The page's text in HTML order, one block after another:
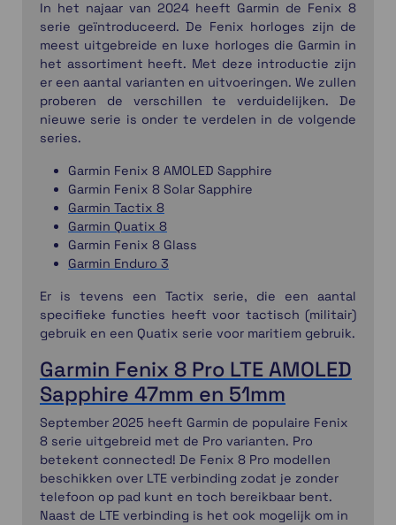
In het najaar van 2024 heeft Garmin de Fenix 8
serie geïntroduceerd. De Fenix horloges zijn de
meest uitgebreide en luxe horloges die Garmin in
het assortiment heeft. Met deze introductie zijn
er een aantal varianten en uitvoeringen. We zullen
proberen de verschillen te verduidelijken. De
nieuwe serie is onder te verdelen in de volgende
series.
Garmin Fenix 8 AMOLED Sapphire
Garmin Fenix 8 Solar Sapphire
Garmin Tactix 8
Garmin Quatix 8
Garmin Fenix 8 Glass
Garmin Enduro 3
Er is tevens een Tactix serie, die een aantal
specifieke functies heeft voor tactisch (militair)
gebruik en een Quatix serie voor maritiem gebruik.
Garmin Fenix 8 Pro LTE AMOLED
Sapphire 47mm en 51mm
September 2025 heeft Garmin de populaire Fenix
8 serie uitgebreid met de Pro varianten. Pro
betekent connected! De Fenix 8 Pro modellen
beschikken over LTE verbinding zodat je zonder
telefoon op pad kunt en toch bereikbaar bent.
Naast de LTE verbinding is het ook mogelijk om in